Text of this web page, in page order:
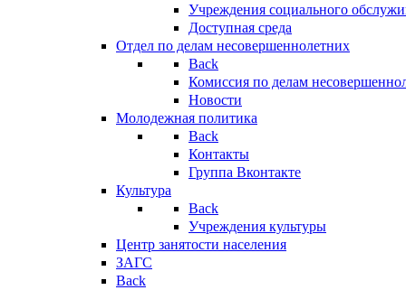
Учреждения социального
Доступная среда
Отдел по делам несовершеннолетних
Back
Комиссия по делам
Новости
Молодежная политика
Back
Контакты
Группа Вконтакте
Культура
Back
Учреждения культуры
Центр занятости населения
ЗАГС
Back